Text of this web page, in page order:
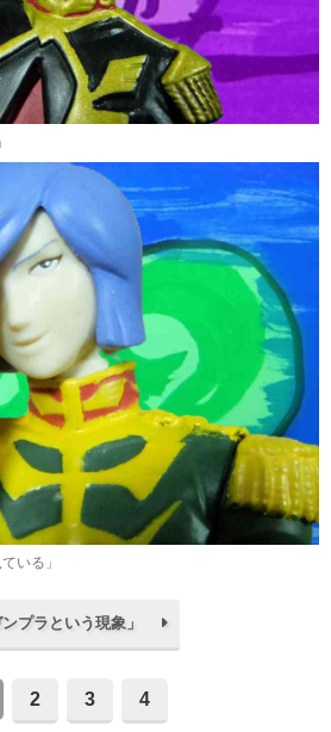
いる」
ンプラという現象」
2 3 4